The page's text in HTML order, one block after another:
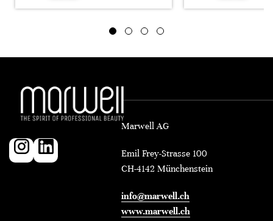
Marwell AG
Emil Frey-Strasse 100
CH-4142 Münchenstein
info@marwell.ch
www.marwell.ch